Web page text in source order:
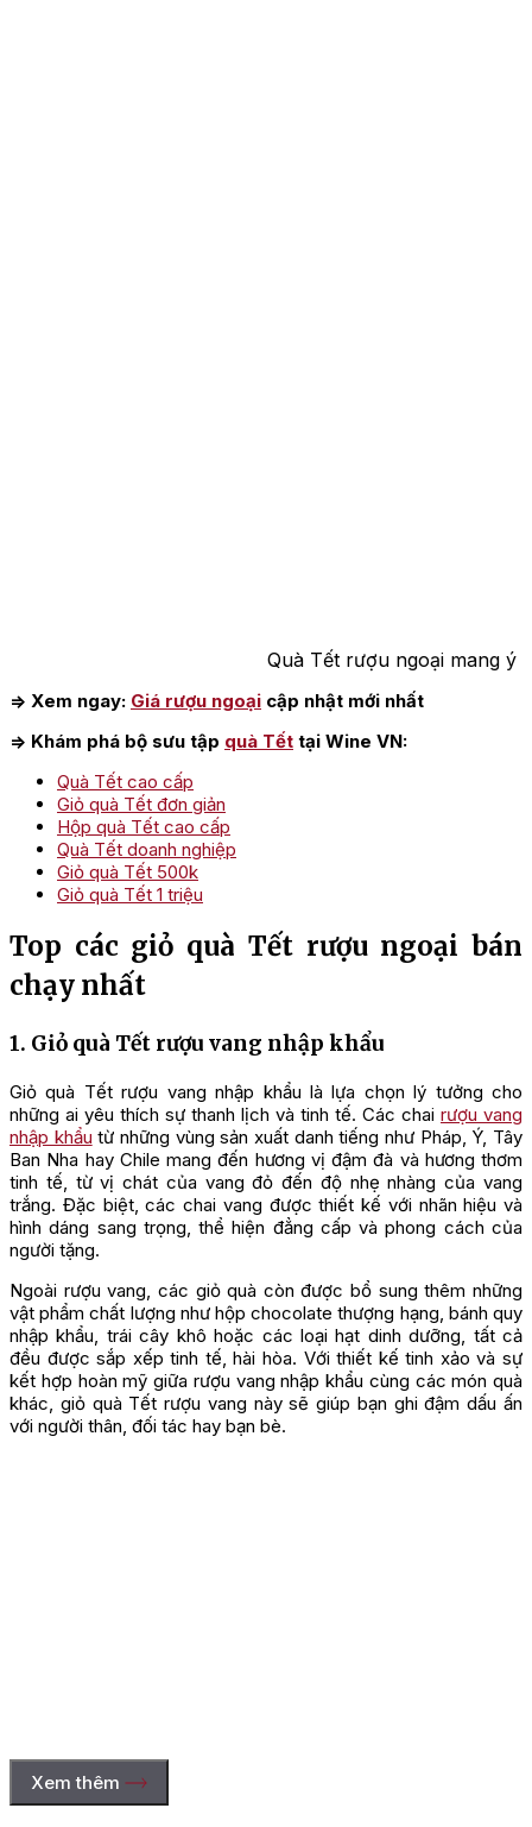
Quà Tết rượu ngoại mang ý
=> Xem ngay: Giá rượu ngoại cập nhật mới nhất
=> Khám phá bộ sưu tập quà Tết tại Wine VN:
Quà Tết cao cấp
Giỏ quà Tết đơn giản
Hộp quà Tết cao cấp
Quà Tết doanh nghiệp
Giỏ quà Tết 500k
Giỏ quà Tết 1 triệu
Top các giỏ quà Tết rượu ngoại bán
chạy nhất
1. Giỏ quà Tết rượu vang nhập khẩu
Giỏ quà Tết rượu vang nhập khẩu là lựa chọn lý tưởng cho
những ai yêu thích sự thanh lịch và tinh tế. Các chai rượu vang
nhập khẩu từ những vùng sản xuất danh tiếng như Pháp, Ý, Tây
Ban Nha hay Chile mang đến hương vị đậm đà và hương thơm
tinh tế, từ vị chát của vang đỏ đến độ nhẹ nhàng của vang
trắng. Đặc biệt, các chai vang được thiết kế với nhãn hiệu và
hình dáng sang trọng, thể hiện đẳng cấp và phong cách của
người tặng.
Ngoài rượu vang, các giỏ quà còn được bổ sung thêm những
vật phẩm chất lượng như hộp chocolate thượng hạng, bánh quy
nhập khẩu, trái cây khô hoặc các loại hạt dinh dưỡng, tất cả
đều được sắp xếp tinh tế, hài hòa. Với thiết kế tinh xảo và sự
kết hợp hoàn mỹ giữa rượu vang nhập khẩu cùng các món quà
khác, giỏ quà Tết rượu vang này sẽ giúp bạn ghi đậm dấu ấn
với người thân, đối tác hay bạn bè.
Xem thêm